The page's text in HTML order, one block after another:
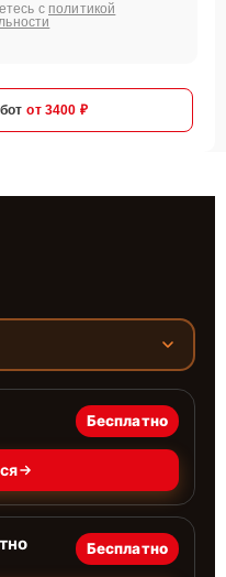
с политикой
от 3400 ₽
Бесплатно
Бесплатно